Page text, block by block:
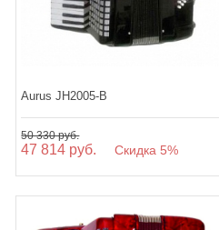
Aurus JH2005-B
50 330 руб.
47 814 руб. Скидка 5%